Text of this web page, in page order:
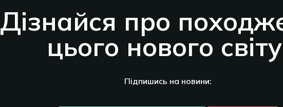
Дізнайся про
цього нового
Підпишись на новини: